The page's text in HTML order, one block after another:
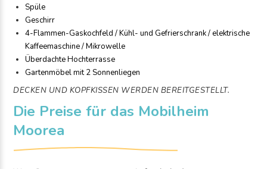
Spüle
Geschirr
4-Flammen-Gaskochfeld / Kühl- und Gefrierschrank / elektrische
Kaffeemaschine / Mikrowelle
Überdachte Hochterrasse
Gartenmöbel mit 2 Sonnenliegen
DECKEN UND KOPFKISSEN WERDEN BEREITGESTELLT.
Die Preise für das Mobilheim
Moorea